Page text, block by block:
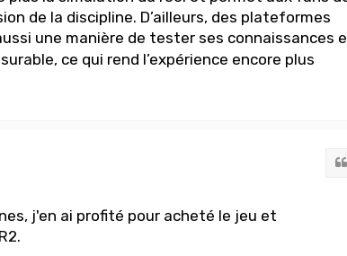
de la discipline. D’ailleurs, des plateformes
une manière de tester ses connaissances
ce qui rend l’expérience encore plus
j'en ai profité pour acheté le jeu et